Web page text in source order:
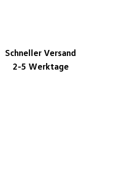
Schneller Versand
2-5 Werktage